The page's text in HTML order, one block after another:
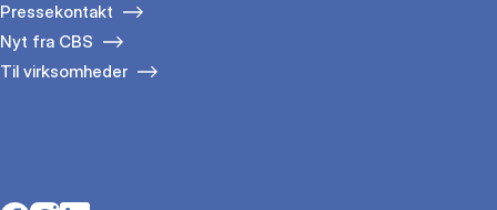
Pressekontakt
Nyt fra CBS
Til virksomheder